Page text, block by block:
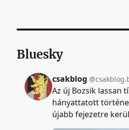
Bluesky